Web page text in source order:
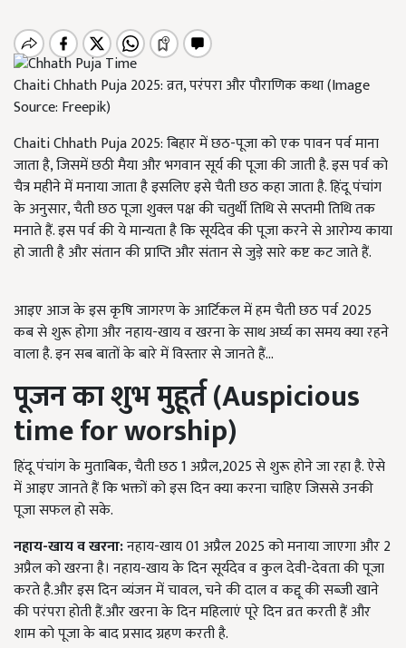
Chaiti Chhath Puja 2025: व्रत, परंपरा और पौराणिक कथा (Image
Source: Freepik)
Chaiti Chhath Puja 2025: बिहार में छठ-पूजा को एक पावन पर्व माना
जाता है, जिसमें छठी मैया और भगवान सूर्य की पूजा की जाती है. इस पर्व को
चैत्र महीने में मनाया जाता है इसलिए इसे चैती छठ कहा जाता है. हिंदू पंचांग
के अनुसार, चैती छठ पूजा शुक्ल पक्ष की चतुर्थी तिथि से सप्तमी तिथि तक
मनाते हैं. इस पर्व की ये मान्यता है कि सूर्यदेव की पूजा करने से आरोग्य काया
हो जाती है और संतान की प्राप्ति और संतान से जुड़े सारे कष्ट कट जाते हैं.
आइए आज के इस कृषि जागरण के आर्टिकल में हम चैती छठ पर्व 2025
कब से शुरू होगा और नहाय-खाय व खरना के साथ अर्घ्य का समय क्या रहने
वाला है. इन सब बातों के बारे में विस्तार से जानते हैं...
पूजन का शुभ मुहूर्त (Auspicious
time for worship)
हिंदू पंचांग के मुताबिक, चैती छठ 1 अप्रैल,2025 से शुरू होने जा रहा है. ऐसे
में आइए जानते हैं कि भक्तों को इस दिन क्या करना चाहिए जिससे उनकी
पूजा सफल हो सके.
नहाय-खाय व खरना:नहाय-खाय 01 अप्रैल 2025 को मनाया जाएगा और 2
अप्रैल को खरना है। नहाय-खाय के दिन सूर्यदेव व कुल देवी-देवता की पूजा
करते है.और इस दिन व्यंजन में चावल, चने की दाल व कद्दू की सब्जी खाने
की परंपरा होती हैं.और खरना के दिन महिलाएं पूरे दिन व्रत करती हैं और
शाम को पूजा के बाद प्रसाद ग्रहण करती है.